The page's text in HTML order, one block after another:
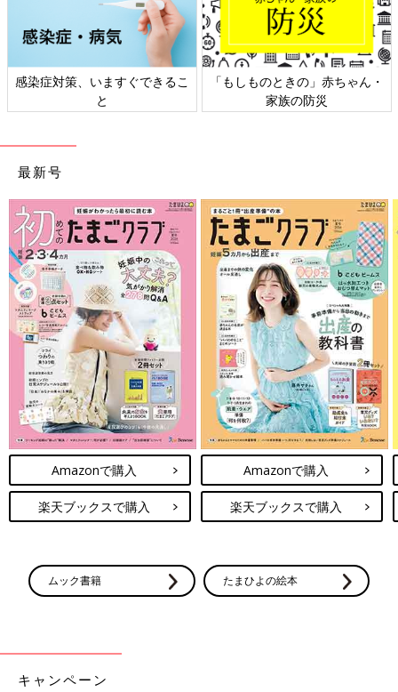
感染症対策、いますぐできるこ
と
「もしものときの」赤ちゃん・
家族の防災
最新号
Amazonで購入
楽天ブックスで購入
Amazonで購入
楽天ブックスで購入
ムック書籍 たまひよの絵本
キャンペーン